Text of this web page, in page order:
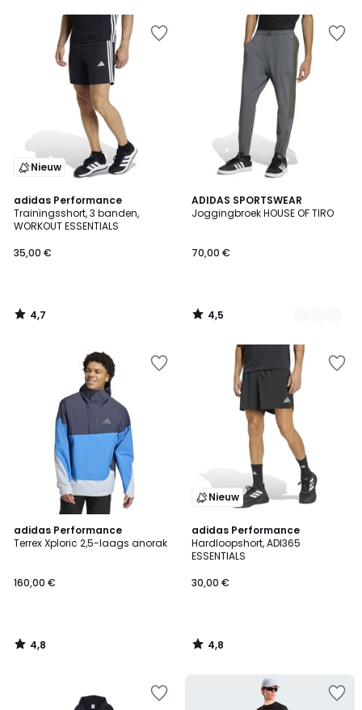
Nieuw
adidas Performance
Trainingsshort, 3 banden,
WORKOUT ESSENTIALS
35,00 €
4,7
/ 5
4,7
/
ADIDAS SPORTSWEAR
Joggingbroek HOUSE OF TIRO
70,00 €
4,5
/ 5
2
Kleuren
4,5
/
adidas Performance
Terrex Xploric 2,5-laags anorak
160,00 €
4,8
/ 5
4,8
/
Nieuw
adidas Performance
Hardloopshort, ADI365
ESSENTIALS
30,00 €
4,8
/ 5
4,8
/